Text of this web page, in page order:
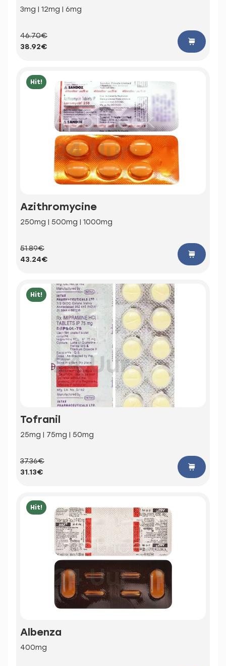
3mg | 12mg | 6mg
46.70€
38.92€
Hit!
Azithromycine
250mg | 500mg | 1000mg
51.89€
43.24€
Hit!
Tofranil
25mg | 75mg | 50mg
37.36€
31.13€
Hit!
Albenza
400mg